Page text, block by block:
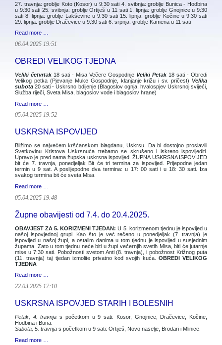
27. travnja: groblje Koto (Kosor) u 9:30 sati 4. svibnja: groblje Bunica - Hodbina
u 9:30 sati 25. svibnja: groblje Ortiješ u 11 sati 1. lipnja: groblje Gnojnice u 9:30
sati 8. lipnja: groblje Lakševine u 9:30 sati 15. lipnja: groblje Kočine u 9:30 sati
29. lipnja: groblje Dračevice u 9:30 sati 6. srpnja: groblje Kamena u 11 sati
Read more …
06.04.2025 19:51
OBREDI VELIKOG TJEDNA
Veliki četvrtak 18 sati - Misa Večere Gospodnje Veliki Petak 18 sati - Obredi
Velikog petka (Pjevanje Muke Gospodnje, klanjanje križu i sv. pričest) Velika
subota20 sati - Uskrsno bdijenje (Blagoslov ognja, hvalospjev Uskrsnoj svijeći,
Služba riječi, Sveta Misa, blagoslov vode i blagoslov hrane)
Read more …
05.04.2025 19:52
USKRSNA ISPOVIJED
Bližimo se najvećem kršćanskom blagdanu, Uskrsu. Da bi dostojno proslavili
Svetkovinu Kristova Uskrsnuća trebamo se skrušeno i iskreno ispovijediti.
Upravo je pred nama župska uskrsna ispovijed. ŽUPNA USKRSNA ISPOVIJED
bit će 7. travnja, ponedjeljak Bit će tri termina za ispovijed. Prijepodne jedan
termin u 9 sat. A poslijepodne dva termina: u 17: 00 sati i u 18: 30 sati. Iza
svakog termina bit će sveta Misa.
Read more …
05.04.2025 19:48
Župne obavijesti od 7.4. do 20.4.2025.
OBAVJEST ZA 5. KORIZMENI TJEDAN:U 5. korizmenom tjednu je ispovijed u
našoj ispovjednoj grupi. Kao što je već rečeno u ponedjeljak (7. travnja) je
ispovijed u našoj župi, a ostalim danima u tom tjednu je ispovijed u susjednim
župama. Zato u tom tjednu neće biti u župi večernjih svetih Misa, biti će jutarnje
mise u 7:30 sati. Pobožnosti svetom Anti (8. travnja), i pobožnost Križnog puta
(11. travnja) taj tjedan izmolite privatno kod svojih kuća. OBREDI VELIKOG
TJEDNA
Read more …
22.03.2025 17:10
USKRSNA ISPOVJED STARIH I BOLESNIH
Petak, 4. travnjas početkom u 9 sati: Kosor, Gnojnice, Dračevice, Kočine,
Hodbina i Buna.
Subota, 5. travnja s početkom u 9 sati: Ortiješ, Novo naselje, Brodari i Mlinice.
Read more …